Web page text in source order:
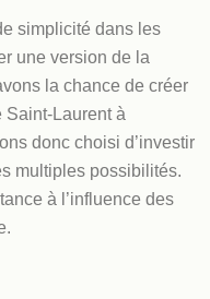
simplicité dans les
une version de la
la chance de créer
Saint­-Laurent à
donc choisi d’investir
multiples possibilités.
à l’influence des